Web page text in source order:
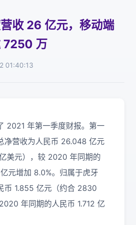
收 26 亿元，移动端
7250 万
01:40:13
2021 年第一季度财报。第一
净营收为人民币 26.048 亿元
美元），较 2020 年同期的
元增加 8.0%。归属于虎牙
币 1.855 亿元（约合 2830
年同期的人民币 1.712 亿